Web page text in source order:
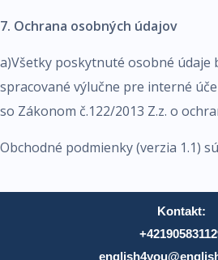
7. Ochrana osobných údajov
a)Všetky poskytnuté osobné údaje
spracované výlučne pre interné
so Zákonom č.122/2013 Z.z. o
Obchodné podmienky (verzia 1.1)
Kontakt: